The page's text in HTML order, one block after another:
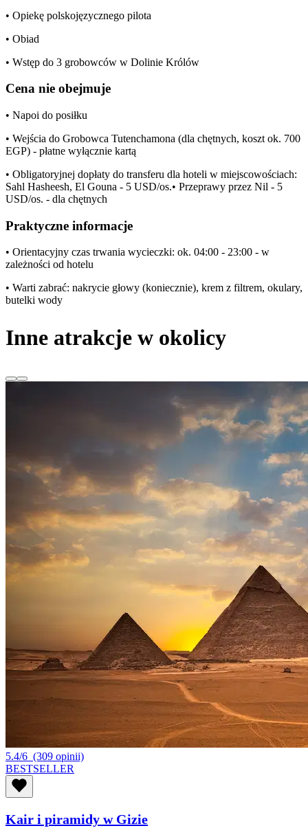
• Opiekę polskojęzycznego pilota
• Obiad
• Wstęp do 3 grobowców w Dolinie Królów
Cena nie obejmuje
• Napoi do posiłku
• Wejścia do Grobowca Tutenchamona (dla chętnych, koszt ok. 700
EGP) - płatne wyłącznie kartą
• Obligatoryjnej dopłaty do transferu dla hoteli w miejscowościach:
Sahl Hasheesh, El Gouna - 5 USD/os.• Przeprawy przez Nil - 5
USD/os. - dla chętnych
Praktyczne informacje
• Orientacyjny czas trwania wycieczki: ok. 04:00 - 23:00 - w
zależności od hotelu
• Warti zabrać: nakrycie głowy (koniecznie), krem z filtrem, okulary,
butelki wody
Inne atrakcje w okolicy
5.4/6 (309 opinii)
BESTSELLER
Kair i piramidy w Gizie